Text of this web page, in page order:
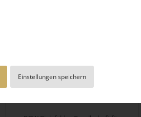
Einstellungen speichern